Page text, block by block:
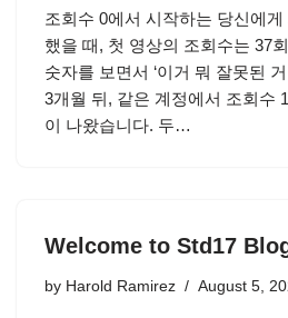
조회수 0에서 시작하는 당신에
했을 때, 첫 영상의 조회수는 37
숫자를 보면서 ‘이거 뭐 잘못된
3개월 뒤, 같은 계정에서 조회수
이 나왔습니다. 두…
Welcome to Std17
by Harold Ramirez August 5,